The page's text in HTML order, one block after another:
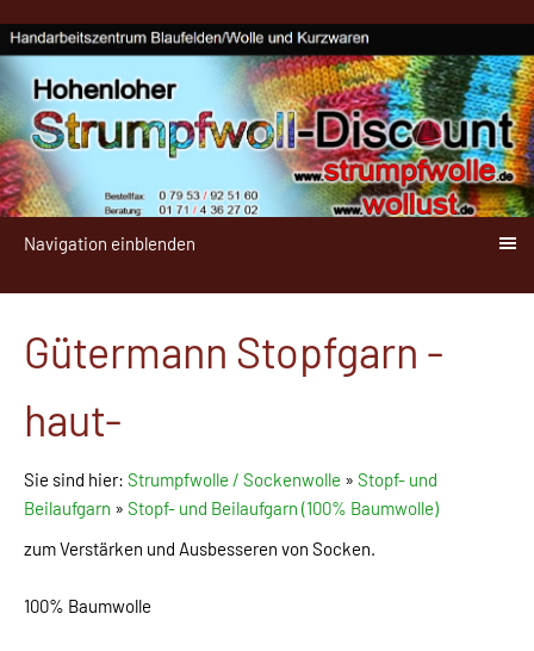
Navigation einblenden
Gütermann Stopfgarn -
haut-
Sie sind hier: Strumpfwolle / Sockenwolle » Stopf- und
Beilaufgarn » Stopf- und Beilaufgarn (100% Baumwolle)
zum Verstärken und Ausbesseren von Socken.
100% Baumwolle